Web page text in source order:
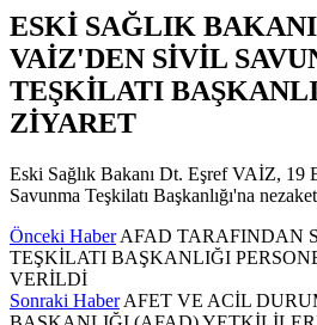
ESKİ SAĞLIK BAKANI
VAİZ'DEN SİVİL
TEŞKİLATI
ZİYARET
Eski Sağlık Bakanı Dt. Eşref VAİZ, 19
Savunma Teşkilatı Başkanlığı'na
Önceki Haber AFAD TARAFINDAN
TEŞKİLATI BAŞKANLIĞI
VERİLDİ
Sonraki Haber AFET VE ACİL